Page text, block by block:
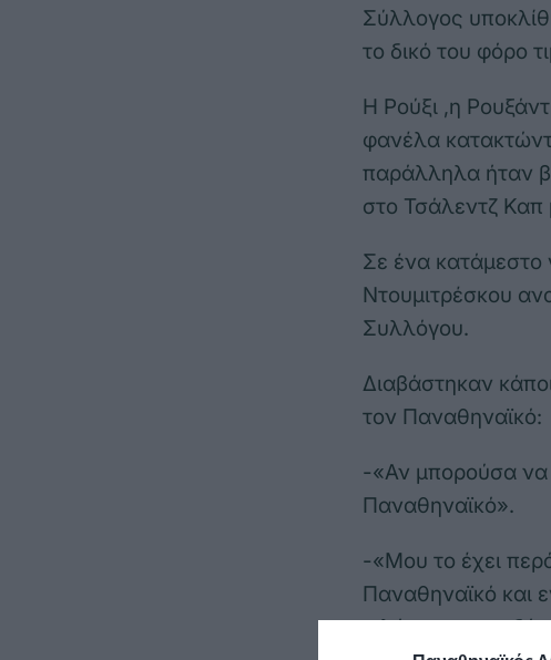
Σύλλογος
το δικό του φόρο
Η Ρούξι ,η
φανέλα
παράλληλα ήταν
στο Τσάλεντζ Καπ
Σε ένα κατάμεστο
Ντουμιτρέσκου
Συλλόγου.
Διαβάστηκαν
τον Παναθηναϊκό:
-«Αν μπορούσα να
Παναθηναϊκό».
-«Μου το έχει
Παναθηναϊκό και
μιλάω σαν οπαδός